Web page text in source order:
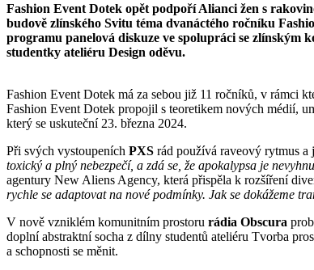
Fashion Event Dotek opět podpoří Alianci žen s
budově zlínského Svitu téma dvanáctého ročníku
programu panelová diskuze ve spolupráci se
studentky ateliéru Design oděvu.
Fashion Event Dotek má za sebou již 11 ročníků, v rámci
Fashion Event Dotek propojil s teoretikem nových médií,
který se uskuteční 23. března 2024.
Při svých vystoupeních PXS rád používá raveový rytmus a
toxický a plný nebezpečí, a zdá se, že apokalypsa je
agentury New Aliens Agency, která přispěla k rozšíření
rychle se adaptovat na nové podmínky. Jak se dokážeme
V nově vzniklém komunitním prostoru rádia Obscura
doplní abstraktní socha z dílny studentů ateliéru Tvorba
a schopnosti se měnit.